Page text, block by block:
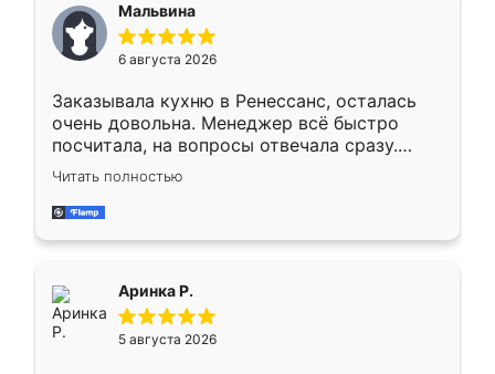
меньше, здесь же он более разнообразный.
Мне нравится ,если что-то потребуется из
мебели буду заказывать только здесь.
Мальвина
6 августа 2026
Заказывала кухню в Ренессанс, осталась
очень довольна. Менеджер всё быстро
посчитала, на вопросы отвечала сразу.
Замерщик приехал в субботу, подошёл к
делу со всей ответственностью. Собрали
за день, ребята работали аккуратно, даже
Читать полностью
Аринка Р.
5 августа 2026